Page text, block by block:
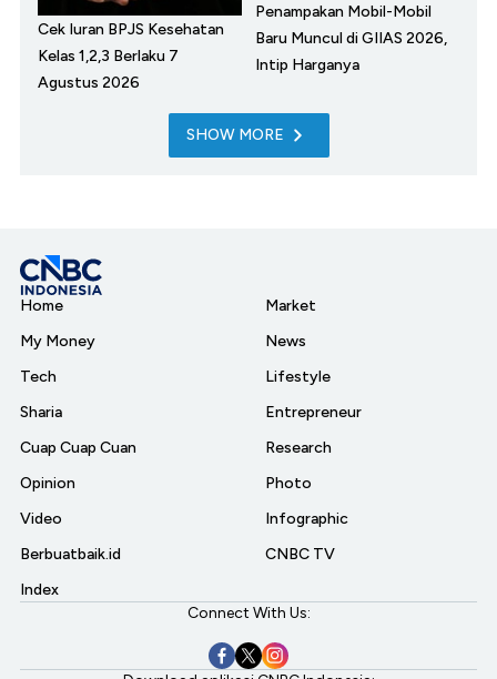
Cek Iuran BPJS Kesehatan
Kelas 1,2,3 Berlaku 7
Agustus 2026
Penampakan Mobil-Mobil
Baru Muncul di GIIAS 2026,
Intip Harganya
SHOW MORE
Home
My Money
Tech
Sharia
Cuap Cuap Cuan
Opinion
Video
Berbuatbaik.id
Index
Market
News
Lifestyle
Entrepreneur
Research
Photo
Infographic
CNBC TV
Connect With Us: